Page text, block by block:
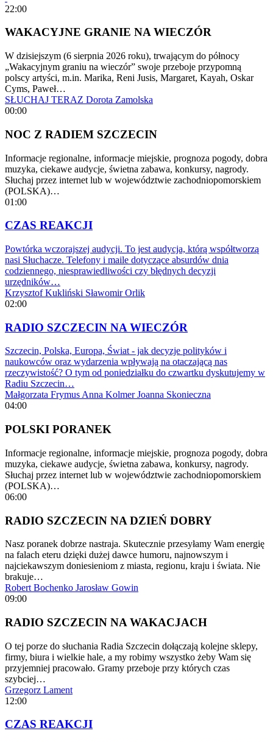
22:00
WAKACYJNE GRANIE NA WIECZÓR
W dzisiejszym (6 sierpnia 2026 roku), trwającym do północy
„Wakacyjnym graniu na wieczór” swoje przeboje przypomną
polscy artyści, m.in. Marika, Reni Jusis, Margaret, Kayah, Oskar
Cyms, Paweł…
SŁUCHAJ TERAZ Dorota Zamolska
00:00
NOC Z RADIEM SZCZECIN
Informacje regionalne, informacje miejskie, prognoza pogody, dobra
muzyka, ciekawe audycje, świetna zabawa, konkursy, nagrody.
Słuchaj przez internet lub w województwie zachodniopomorskiem
(POLSKA)…
01:00
CZAS REAKCJI
Powtórka wczorajszej audycji. To jest audycja, którą współtworzą
nasi Słuchacze. Telefony i maile dotyczące absurdów dnia
codziennego, niesprawiedliwości czy błędnych decyzji
urzędników…
Krzysztof Kukliński Sławomir Orlik
02:00
RADIO SZCZECIN NA WIECZÓR
Szczecin, Polska, Europa, Świat - jak decyzje polityków i
naukowców oraz wydarzenia wpływają na otaczającą nas
rzeczywistość? O tym od poniedziałku do czwartku dyskutujemy w
Radiu Szczecin…
Małgorzata FrymusAnna Kolmer Joanna Skonieczna
04:00
POLSKI PORANEK
Informacje regionalne, informacje miejskie, prognoza pogody, dobra
muzyka, ciekawe audycje, świetna zabawa, konkursy, nagrody.
Słuchaj przez internet lub w województwie zachodniopomorskiem
(POLSKA)…
06:00
RADIO SZCZECIN NA DZIEŃ DOBRY
Nasz poranek dobrze nastraja. Skutecznie przesyłamy Wam energię
na falach eteru dzięki dużej dawce humoru, najnowszym i
najciekawszym doniesieniom z miasta, regionu, kraju i świata. Nie
brakuje…
Robert Bochenko Jarosław Gowin
09:00
RADIO SZCZECIN NA WAKACJACH
O tej porze do słuchania Radia Szczecin dołączają kolejne sklepy,
firmy, biura i wielkie hale, a my robimy wszystko żeby Wam się
przyjemniej pracowało. Gramy przeboje przy których czas
szybciej…
Grzegorz Lament
12:00
CZAS REAKCJI